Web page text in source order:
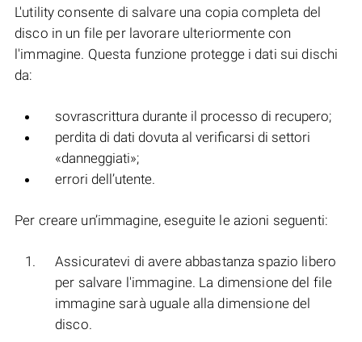
L'utility consente di salvare una copia completa del
disco in un file per lavorare ulteriormente con
l'immagine. Questa funzione protegge i dati sui dischi
da:
sovrascrittura durante il processo di recupero;
perdita di dati dovuta al verificarsi di settori
«danneggiati»;
errori dell’utente.
Per creare un’immagine, eseguite le azioni seguenti:
Assicuratevi di avere abbastanza spazio libero
per salvare l'immagine. La dimensione del file
immagine sarà uguale alla dimensione del
disco.